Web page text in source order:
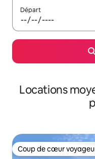
Départ
Locations
Coup de cœur
Coup de cœur